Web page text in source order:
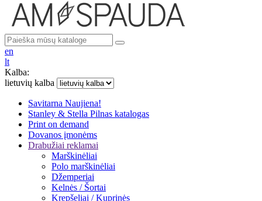
en
lt
Kalba:
lietuvių kalba
Savitarna Naujiena!
Stanley & Stella Pilnas katalogas
Print on demand
Dovanos įmonėms
Drabužiai reklamai
Marškinėliai
Polo marškinėliai
Džemperiai
Kelnės / Šortai
Krepšeliai / Kuprinės